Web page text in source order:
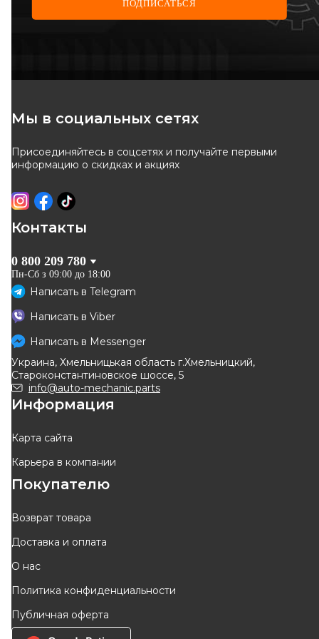
коллектора 1.2 16V (к-т 4 шт)
ОТСУТСТВУЕТ
ПОДПИСАТЬСЯ
Мы в социальных сетях
Присоединяйтесь в соцсетях и получайте первыми
информацию о скидках и акциях
Контакты
0 800 209 780
Пн-Сб з 09:00 до 18:00
Написать в Telegram
Написать в Viber
Написать в Messenger
Украина, Хмельницькая область г.Хмельницкий,
Староконстантиновское шоссе, 5
info@auto-mechanic.parts
Информация
Карта сайта
Карьера в компании
Покупателю
Возврат товара
Доставка и оплата
О нас
Политика конфиденциальности
Публичная оферта